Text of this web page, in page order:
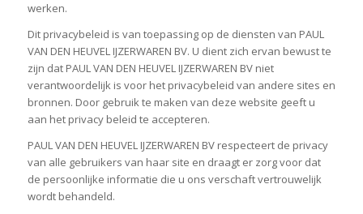
werken.
Dit privacybeleid is van toepassing op de diensten van PAUL
VAN DEN HEUVEL IJZERWAREN BV. U dient zich ervan bewust te
zijn dat PAUL VAN DEN HEUVEL IJZERWAREN BV niet
verantwoordelijk is voor het privacybeleid van andere sites en
bronnen. Door gebruik te maken van deze website geeft u
aan het privacy beleid te accepteren.
PAUL VAN DEN HEUVEL IJZERWAREN BV respecteert de privacy
van alle gebruikers van haar site en draagt er zorg voor dat
de persoonlijke informatie die u ons verschaft vertrouwelijk
wordt behandeld.